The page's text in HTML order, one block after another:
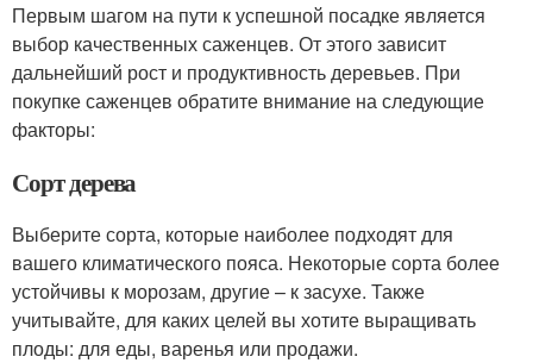
Первым шагом на пути к успешной посадке является
выбор качественных саженцев. От этого зависит
дальнейший рост и продуктивность деревьев. При
покупке саженцев обратите внимание на следующие
факторы:
Сорт дерева
Выберите сорта, которые наиболее подходят для
вашего климатического пояса. Некоторые сорта более
устойчивы к морозам, другие – к засухе. Также
учитывайте, для каких целей вы хотите выращивать
плоды: для еды, варенья или продажи.